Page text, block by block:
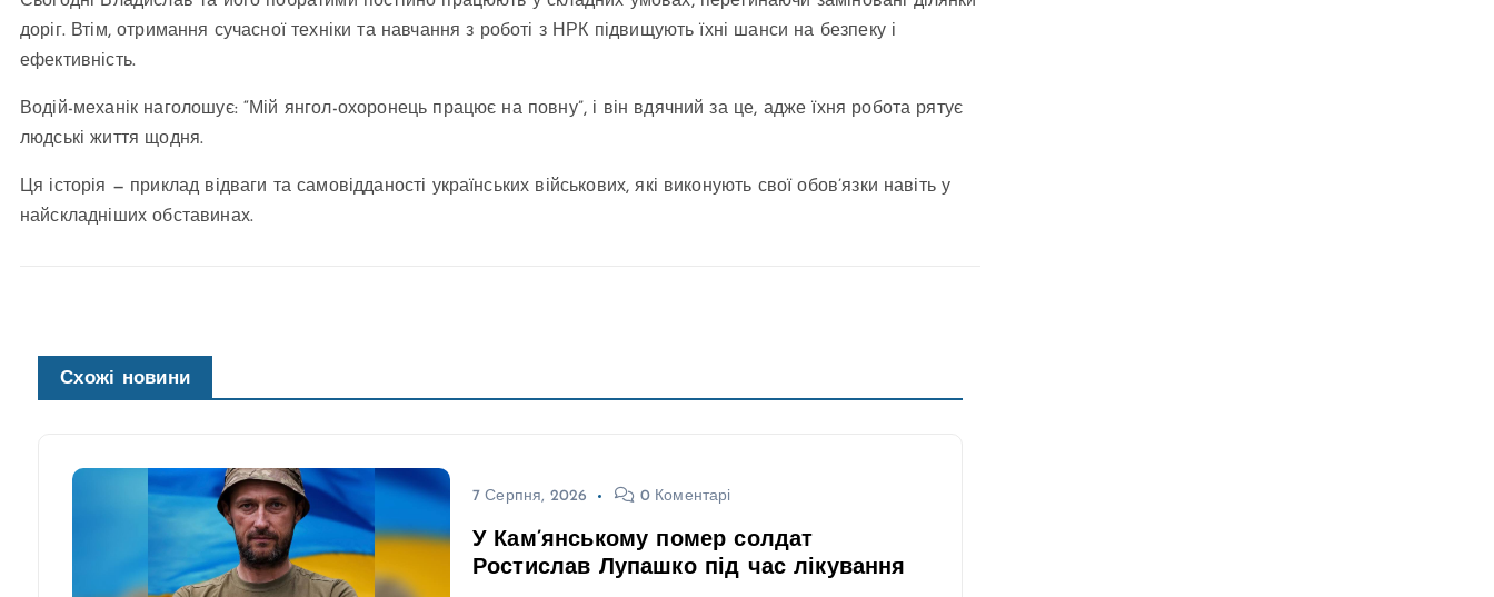
доріг. Втім, отримання сучасної техніки та навчання з роботі з НРК підвищують їхні шанси на безпеку і
ефективність.
Водій-механік наголошує: “Мій янгол-охоронець працює на повну”, і він вдячний за це, адже їхня робота рятує
людські життя щодня.
Ця історія — приклад відваги та самовідданості українських військових, які виконують свої обов’язки навіть у
найскладніших обставинах.
Схожі новини
7 Серпня, 2026 0 Коментарі
У Кам’янському помер солдат
Ростислав Лупашко під час лікування